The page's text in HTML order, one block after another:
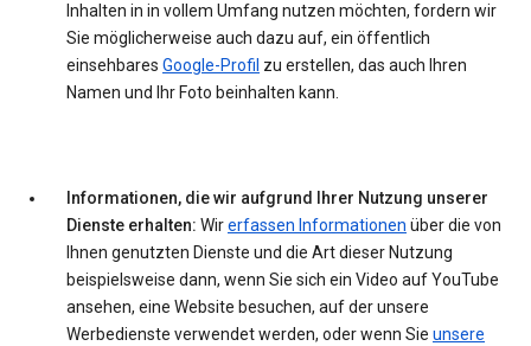
Inhalten in in vollem Umfang nutzen möchten, fordern wir
Sie möglicherweise auch dazu auf, ein öffentlich
einsehbares Google-Profil zu erstellen, das auch Ihren
Namen und Ihr Foto beinhalten kann.
Informationen, die wir aufgrund Ihrer Nutzung unserer
Dienste erhalten: Wirerfassen Informationen über die von
Ihnen genutzten Dienste und die Art dieser Nutzung
beispielsweise dann, wenn Sie sich ein Video auf YouTube
ansehen, eine Website besuchen, auf der unsere
Werbedienste verwendet werden, oder wenn Sie unsere